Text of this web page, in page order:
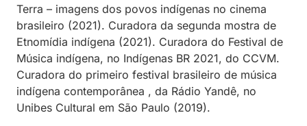
Terra – imagens dos povos indígenas no cinema
brasileiro (2021). Curadora da segunda mostra de
Etnomídia indígena (2021). Curadora do Festival de
Música indígena, no Indígenas BR 2021, do CCVM.
Curadora do primeiro festival brasileiro de música
indígena contemporânea , da Rádio Yandê, no
Unibes Cultural em São Paulo (2019).